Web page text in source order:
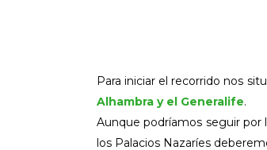
Para iniciar el recorrido nos
Alhambra y el Generalife.
Aunque podríamos seguir por
los Palacios Nazaríes